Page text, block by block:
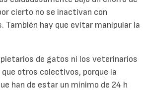
cierto no se inactivan con
hay que evitar manipular la
de gatos ni los veterinarios
otros colectivos, porque la
han de estar un mínimo de 24 h